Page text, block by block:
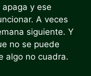
y ese
A veces
siguiente. Y
no se puede
algo no cuadra.